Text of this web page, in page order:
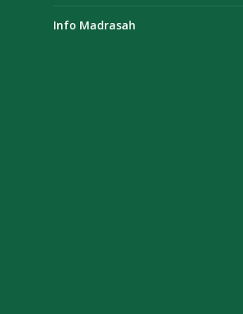
Info Madrasah